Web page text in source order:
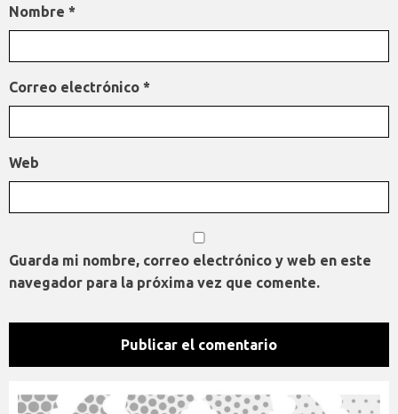
Nombre *
Correo electrónico *
Web
Guarda mi nombre, correo electrónico y web en este
navegador para la próxima vez que comente.